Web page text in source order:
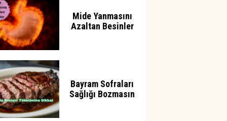
Mide Yanmasını
Azaltan Besinler
Bayram Sofraları
Sağlığı Bozmasın